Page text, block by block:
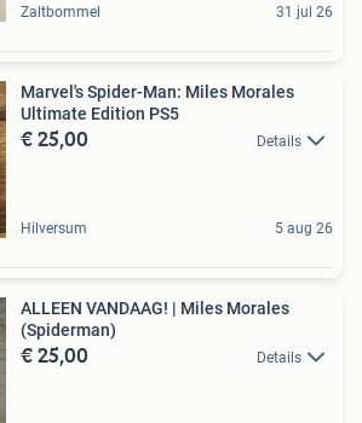
Zaltbommel 31 jul 26
Marvel's Spider-Man: Miles Morales
Ultimate Edition PS5
€ 25,00 Details
Hilversum 5 aug 26
ALLEEN VANDAAG! | Miles Morales
(Spiderman)
€ 25,00 Details